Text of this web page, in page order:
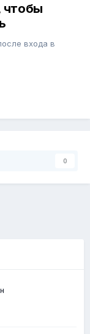
чтобы
входа в
0